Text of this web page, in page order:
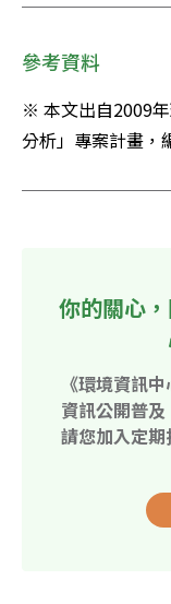
參考資料
※ 本文出自2009
分析」專案計畫，
你的關心
《環境資訊
資訊公開普
請您加入定